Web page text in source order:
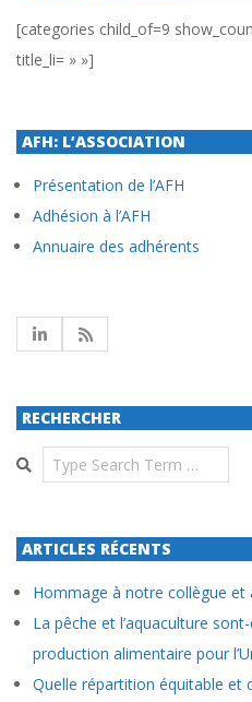
[categories child_of=9
title_li= » »]
AFH: L’ASSOCIATION
Présentation de l’AFH
Adhésion à l’AFH
Annuaire des adhérents
RECHERCHER
Search
ARTICLES RÉCENTS
Hommage à notre collègue et
La pêche et l’aquaculture
production alimentaire pour
Quelle répartition équitable et